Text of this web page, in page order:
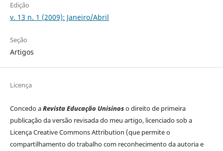
Edição
v. 13 n. 1 (2009): Janeiro/Abril
Seção
Artigos
Licença
Concedo aRevista Educação Unisinoso direito de primeira
publicação da versão revisada do meu artigo, licenciado sob a
Licença Creative Commons Attribution (que permite o
compartilhamento do trabalho com reconhecimento da autoria e